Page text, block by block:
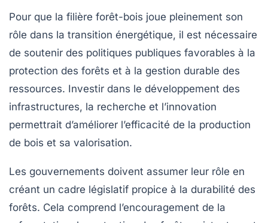
Pour que la filière forêt-bois joue pleinement son
rôle dans la transition énergétique, il est nécessaire
de soutenir des politiques publiques favorables à la
protection des forêts et à la gestion durable des
ressources. Investir dans le développement des
infrastructures, la recherche et l’innovation
permettrait d’améliorer l’efficacité de la production
de bois et sa valorisation.
Les gouvernements doivent assumer leur rôle en
créant un cadre législatif propice à la durabilité des
forêts. Cela comprend l’encouragement de la